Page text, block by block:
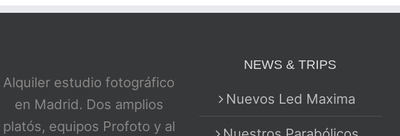
Alquiler estudio fotográfico
en Madrid. Dos amplios
platós, equipos Profoto y al
NEWS & TRIPS
Nuevos Led Maxima